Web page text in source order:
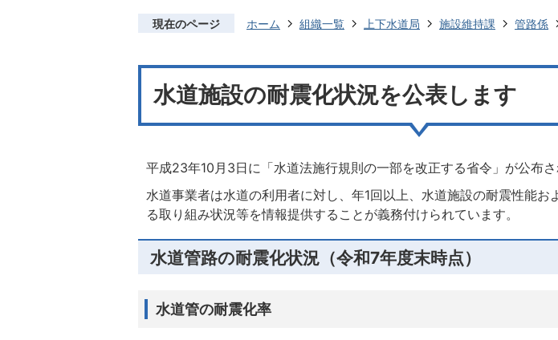
現在のページ ホーム 組織一覧 上下水道局 施設維持課 管路係
水道施設の耐震化状況を公表します
平成23年10月3日に「水道法施行規則の一部を改正する省令」が公布さ
水道事業者は水道の利用者に対し、年1回以上、水道施設の耐震性能お
る取り組み状況等を情報提供することが義務付けられています。
水道管路の耐震化状況（令和7年度末時点）
水道管の耐震化率